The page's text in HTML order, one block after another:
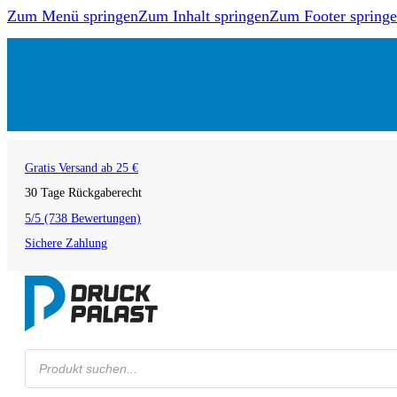
Zum Menü springenZum Inhalt springenZum Footer
Gratis Versand ab 25 €
30 Tage Rückgaberecht
5/5 (738 Bewertungen)
Sichere Zahlung
Products
search